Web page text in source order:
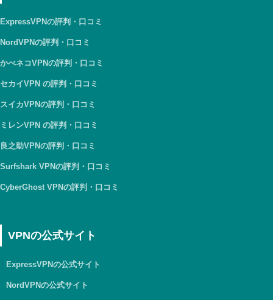
ExpressVPNの評判・口コミ
NordVPNの評判・口コミ
かべネコVPNの評判・口コミ
セカイVPN の評判・口コミ
スイカVPNの評判・口コミ
ミレンVPN の評判・口コミ
良之助VPNの評判・口コミ
Surfshark VPNの評判・口コミ
CyberGhost VPNの評判・口コミ
VPNの公式サイト
ExpressVPNの公式サイト
NordVPNの公式サイト